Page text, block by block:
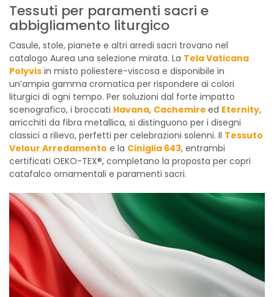
Tessuti per paramenti sacri e
abbigliamento liturgico
Casule, stole, pianete e altri arredi sacri trovano nel
catalogo Aurea una selezione mirata. La Tela Vaticana
Polyvis in misto poliestere-viscosa e disponibile in
un’ampia gamma cromatica per rispondere ai colori
liturgici di ogni tempo. Per soluzioni dal forte impatto
scenografico, i broccati Havana, Cachemire ed Eternity,
arricchiti da fibra metallica, si distinguono per i disegni
classici a rilievo, perfetti per celebrazioni solenni. Il Tessuto
Velour Arredamento e la Ciniglia 643, entrambi
certificati OEKO-TEX®, completano la proposta per copri
catafalco ornamentali e paramenti sacri.